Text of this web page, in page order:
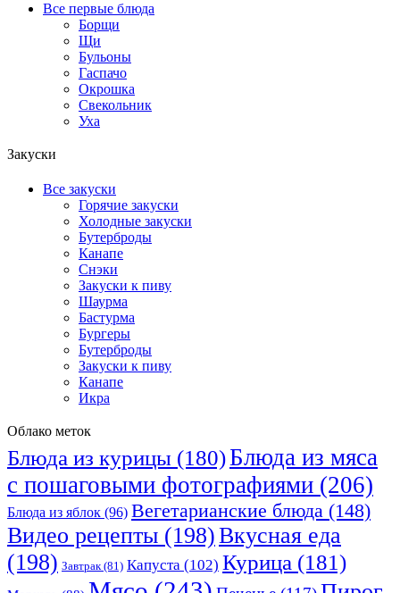
Все первые блюда
Борщи
Щи
Бульоны
Гаспачо
Окрошка
Свекольник
Уха
Закуски
Все закуски
Горячие закуски
Холодные закуски
Бутерброды
Канапе
Снэки
Закуски к пиву
Шаурма
Бастурма
Бургеры
Бутерброды
Закуски к пиву
Канапе
Икра
Облако меток
Блюда из курицы (180)Блюда из мяса
с пошаговыми фотографиями (206)
Блюда из яблок (96) Вегетарианские блюда (148)
Видео рецепты (198)Вкусная еда
(198) Завтрак(81) Капуста (102) Курица (181)